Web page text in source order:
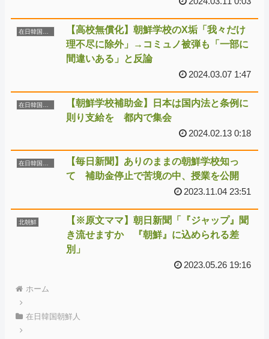
【高校無償化】朝鮮学校のX垢「我々だけ
理不尽に除外」→コミュノ被弾も「一部に
間違いある」と反論
2024.03.07 1:47
【朝鮮学校補助金】日本は国内法と条例に
則り支給を 都内で集会
2024.02.13 0:18
在日韓国朝鮮人
【毎日新聞】ありのままの朝鮮学校知っ
て 補助金停止で苦境の中、授業を公開
2023.11.04 23:51
北朝鮮
【※原文ママ】朝日新聞「『ジャップ』聞
き流せますか 『朝鮮』に込められる差
別」
2023.05.26 19:16
ホーム
在日韓国朝鮮人